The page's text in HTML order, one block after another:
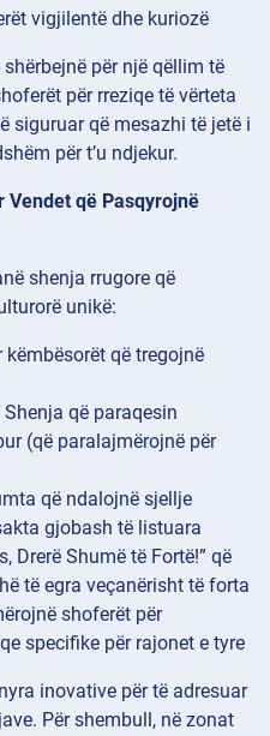
vigjilentë dhe kuriozë
për një qëllim të
për rreziqe të vërteta
siguruar që mesazhi të jetë i
për t’u ndjekur.
Vendet që Pasqyrojnë
shenja rrugore që
unikë:
që tregojnë
Shenja që paraqesin
(që paralajmërojnë për
që ndalojnë sjellje
gjobash të listuara
Drerë Shumë të Fortë!” që
të egra veçanërisht të forta
shoferët për
specifike për rajonet e tyre
inovative për të adresuar
Për shembull, në zonat